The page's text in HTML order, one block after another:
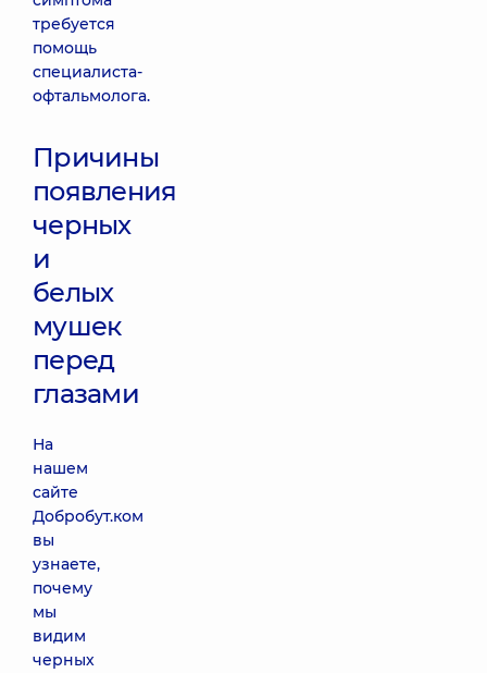
требуется
помощь
специалиста-
офтальмолога.
Причины
появления
черных
и
белых
мушек
перед
глазами
На
нашем
сайте
Добробут.ком
вы
узнаете,
почему
мы
видим
черных